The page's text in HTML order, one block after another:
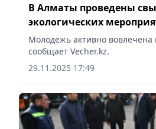
В Алматы проведены
экологических
охватом более 570 тыс.
Молодежь активно
сообщает Vecher.kz.
29.11.2025 17:49